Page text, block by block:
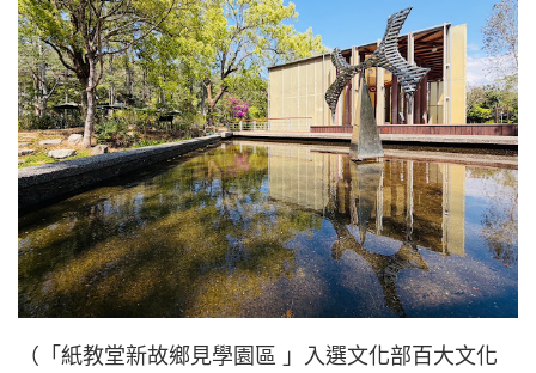
（「紙教堂新故鄉見學園區 」入選文化部百大文化